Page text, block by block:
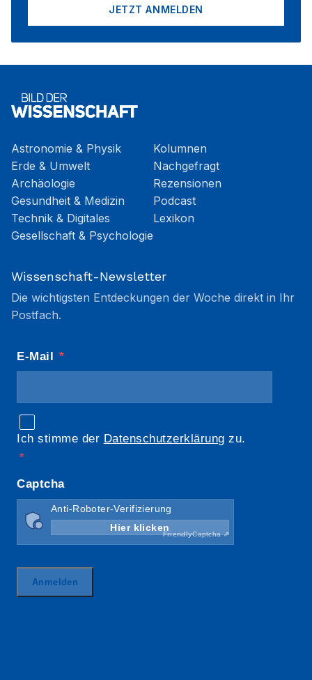
JETZT ANMELDEN
Astronomie & Physik
Erde & Umwelt
Archäologie
Gesundheit & Medizin
Technik & Digitales
Gesellschaft & Psychologie
Kolumnen
Nachgefragt
Rezensionen
Podcast
Lexikon
Wissenschaft-Newsletter
Die wichtigsten Entdeckungen der Woche direkt in Ihr
Postfach.